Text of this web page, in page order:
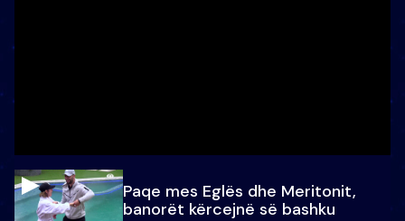
Paqe mes Eglës dhe Meritonit,
banorët kërcejnë së bashku